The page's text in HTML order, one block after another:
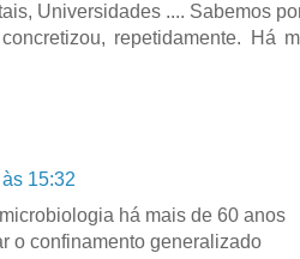
Universidades .... Sabemos
repetidamente. Há
15:32
há mais de 60 anos
o confinamento generalizado